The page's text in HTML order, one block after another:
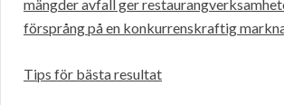
mängder avfall ger
försprång på en konkurrenskraftig
Tips för bästa resultat